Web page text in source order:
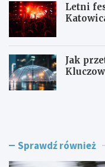
Letni
Jak
L
K
F
w Sprawdź również